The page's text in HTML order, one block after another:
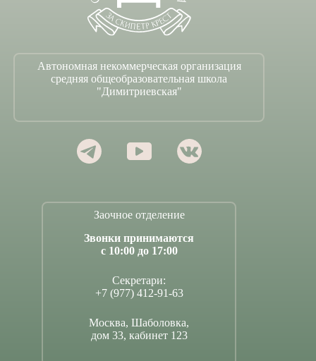
Автономная некоммерческая организация
средняя общеобразовательная школа
"Димитриевская"
Заочное отделение
Звонки принимаются
с 10:00 до 17:00
Секретари:
+7 (977) 412-91-63
Москва, Шаболовка,
дом 33, кабинет 123